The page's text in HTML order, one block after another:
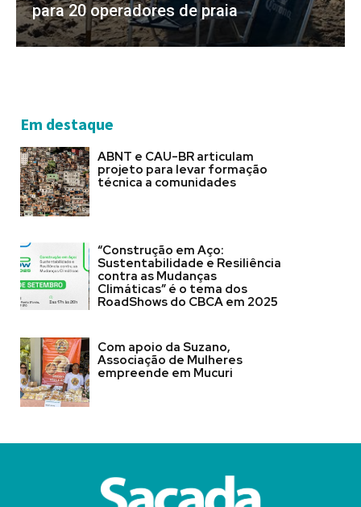
para 20 operadores de praia
Em destaque
ABNT e CAU-BR articulam
projeto para levar formação
técnica a comunidades
“Construção em Aço:
Sustentabilidade e Resiliência
contra as Mudanças
Climáticas” é o tema dos
RoadShows do CBCA em 2025
Com apoio da Suzano,
Associação de Mulheres
empreende em Mucuri